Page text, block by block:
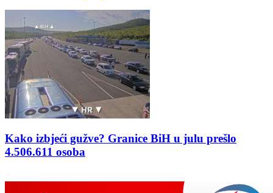
Kako izbjeći gužve? Granice BiH u julu prešlo
4.506.611 osoba